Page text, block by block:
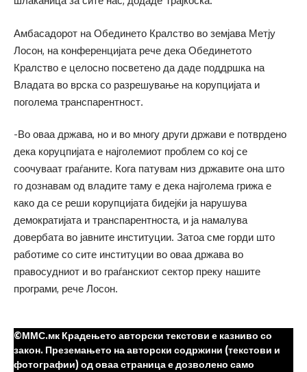
Амбасадорот на Обединето Кралство во земјава Метју
Лосон, на конференцијата рече дека Обединетото
Кралство е целосно посветено да даде поддршка на
Владата во врска со разрешување на корупцијата и
поголема транспарентност.
-Во оваа држава, но и во многу други држави е потврдено
дека коруцпијата е најголемиот проблем со кој се
соочуваат граѓаните. Кога патувам низ државите она што
го дознавам од владите таму е дека најголема грижа е
како да се реши корупцијата бидејќи ја нарушува
демократијата и транспарентноста, и ја намалува
довербата во јавните институции. Затоа сме горди што
работиме со сите институции во оваа држава во
правосудниот и во граѓанскиот сектор преку нашите
програми, рече Лосон.
©ММС.мк Крадењето авторски текстови е казниво со
закон. Преземањето на авторски содржини (текстови и
фотографии) од оваа страница е дозволено само